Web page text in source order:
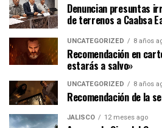
Denuncian presuntas
de terrenos a Caabsa
UNCATEGORIZED 8 años
Recomendación en
estarás a salvo»
UNCATEGORIZED 8 años
Recomendación de la
JALISCO 12 meses ago